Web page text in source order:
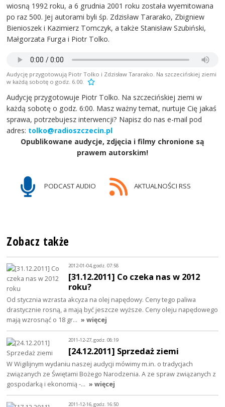
wiosną 1992 roku, a 6 grudnia 2001 roku została wyemitowana
po raz 500. Jej autorami byli śp. Zdzisław Tararako, Zbigniew
Bienioszek i Kazimierz Tomczyk, a także Stanisław Szubiński,
Małgorzata Furga i Piotr Tolko.
Audycję przygotowują Piotr Tolko i Zdzisław Tararako. Na szczecińskiej ziemi
w każdą sobotę o godz. 6.00.
Audycję przygotowuje Piotr Tolko. Na szczecińskiej ziemi w
każdą sobotę o godz. 6:00. Masz ważny temat, nurtuje Cię jakaś
sprawa, potrzebujesz interwencji? Napisz do nas e-mail pod
adres: tolko@radioszczecin.pl
Opublikowane audycje, zdjęcia i filmy chronione są
prawem autorskim!
PODCAST AUDIO AKTUALNOŚCI RSS
Zobacz także
2012-01-04, godz. 07:58
[31.12.2011] Co czeka nas w 2012
roku?
Od stycznia wzrasta akcyza na olej napędowy. Ceny tego paliwa
drastycznie rosną, a mają być jeszcze wyższe. Ceny oleju napędowego
mają wzrosnąć o 18 gr… » więcej
2011-12-27, godz. 08:19
[24.12.2011] Sprzedaż ziemi
W Wigilijnym wydaniu naszej audycji mówimy m.in. o tradycjach
związanych ze Świętami Bożego Narodzenia. A ze spraw związanych z
gospodarką i ekonomią -… » więcej
2011-12-16, godz. 16:50